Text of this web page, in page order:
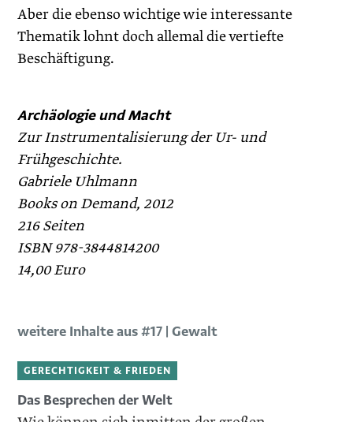
Aber die ebenso wichtige wie interessante
Thematik lohnt doch allemal die vertiefte
Beschäftigung.
Archäologie und Macht
Zur Instrumentalisierung der Ur- und
Frühgeschichte.
Gabriele Uhlmann
Books on Demand, 2012
216 Seiten
ISBN 978-3844814200
14,00 Euro
weitere Inhalte aus #17 | Gewalt
GERECHTIGKEIT & FRIEDEN
Das Besprechen der Welt